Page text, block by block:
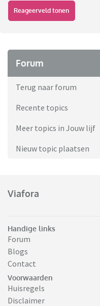
Reageerveld tonen
Forum
Terug naar forum
Recente topics
Meer topics in Jouw lijf
Nieuw topic plaatsen
Viafora
Handige links
Forum
Blogs
Contact
Voorwaarden
Huisregels
Disclaimer